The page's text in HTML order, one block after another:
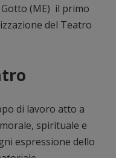
(ME) il primo
del Teatro
di lavoro atto a
spirituale e
espressione dello